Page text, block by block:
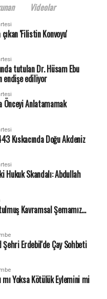
Videolar
'Filistin Konvoyu'
tutulan Dr. Hüsam Ebu
endişe ediliyor
Önceyi Anlatamamak
Kıskacında Doğu Akdeniz
Hukuk Skandalı: Abdullah
Kavramsal Şemamız…
Erdebil'de Çay Sohbeti
Yoksa Kötülük Eylemini mi